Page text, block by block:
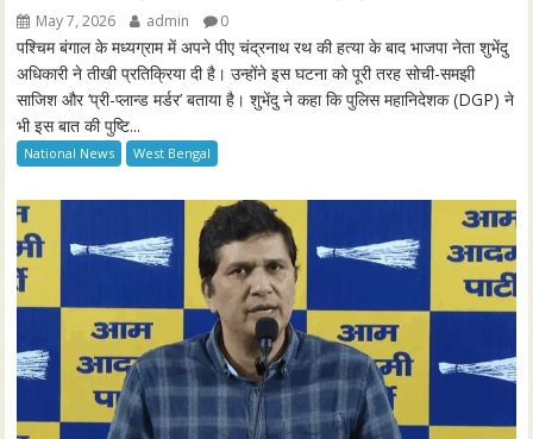
s
l
s
e
n
May 7, 2026 admin 0
पश्चिम बंगाल के मध्यग्राम में अपने पीए चंद्रनाथ रथ की हत्या के बाद भाजपा नेता शुभेंदु
अधिकारी ने तीखी प्रतिक्रिया दी है। उन्होंने इस घटना को पूरी तरह सोची-समझी
साजिश और ‘प्री-प्लान्ड मर्डर’ बताया है। शुभेंदु ने कहा कि पुलिस महानिदेशक (DGP) ने
भी इस बात की पुष्टि...
National News West Bengal